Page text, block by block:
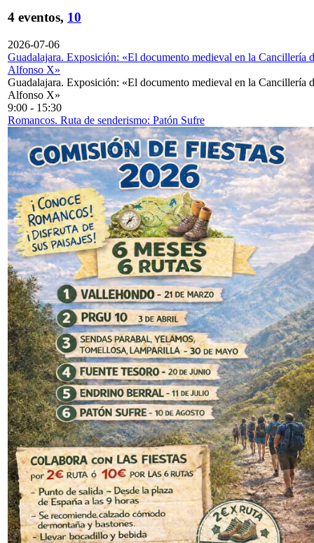
4 eventos, 10
2026-07-06
Guadalajara. Exposición: «El documento medieval en la Cancillería
Alfonso X»
Guadalajara. Exposición: «El documento medieval en la Cancillería
Alfonso X»
9:00 - 15:30
Romancos. Ruta de senderismo: Patón Sufre